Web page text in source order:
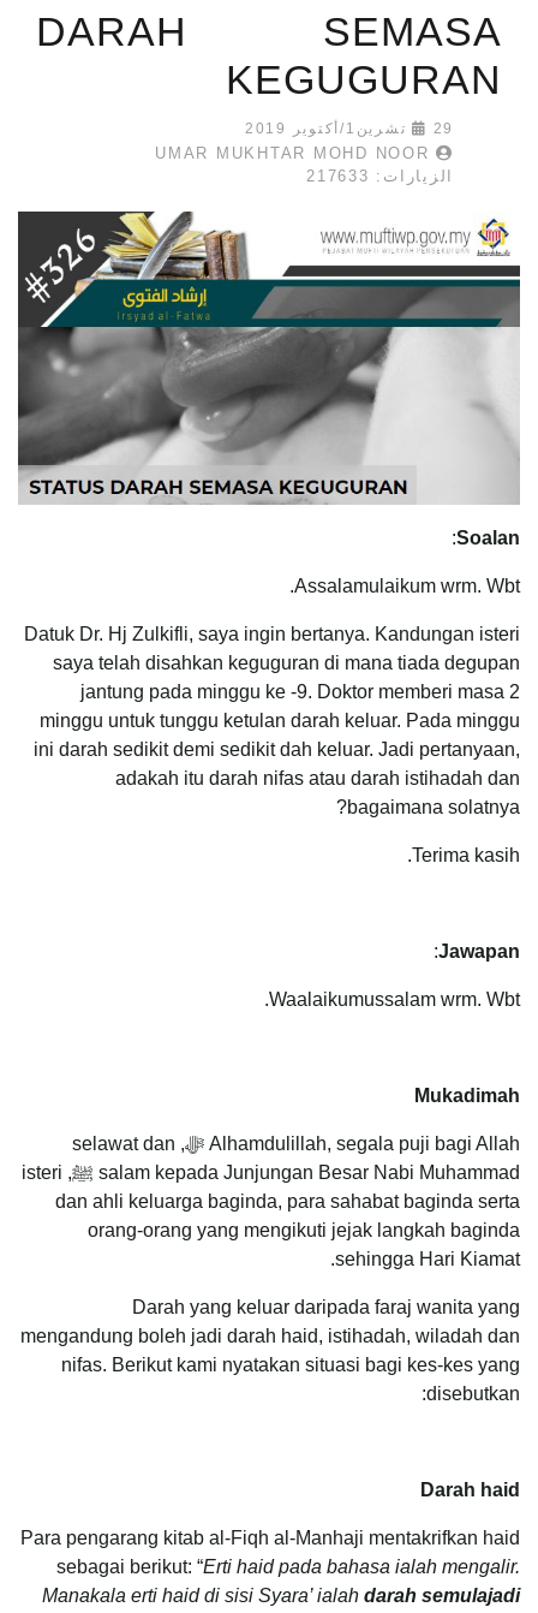
DARAH SEMASA
KEGUGURAN
29 تشرين1/أكتوير 2019
UMAR MUKHTAR MOHD NOOR
الزيارات: 217633
Soalan
:
Assalamulaikum wrm. Wbt.
Datuk Dr. Hj Zulkifli, saya ingin bertanya. Kandungan isteri
saya telah disahkan keguguran di mana tiada degupan
jantung pada minggu ke -9. Doktor memberi masa 2
minggu untuk tunggu ketulan darah keluar. Pada minggu
ini darah sedikit demi sedikit dah keluar. Jadi pertanyaan,
adakah itu darah nifas atau darah istihadah dan
bagaimana solatnya?
Terima kasih.
Jawapan
:
Waalaikumussalam wrm. Wbt.
Mukadimah
Alhamdulillah, segala puji bagi Allah ﷻ, selawat dan
salam kepada Junjungan Besar Nabi Muhammad ﷺ, isteri
dan ahli keluarga baginda, para sahabat baginda serta
orang-orang yang mengikuti jejak langkah baginda
sehingga Hari Kiamat.
Darah yang keluar daripada faraj wanita yang
mengandung boleh jadi darah haid, istihadah, wiladah dan
nifas. Berikut kami nyatakan situasi bagi kes-kes yang
disebutkan:
Darah haid
Para pengarang kitab al-Fiqh al-Manhaji mentakrifkan haid
sebagai berikut: “Erti haid pada bahasa ialah mengalir.
Manakala erti haid di sisi Syara’ ialah darah semulajadi